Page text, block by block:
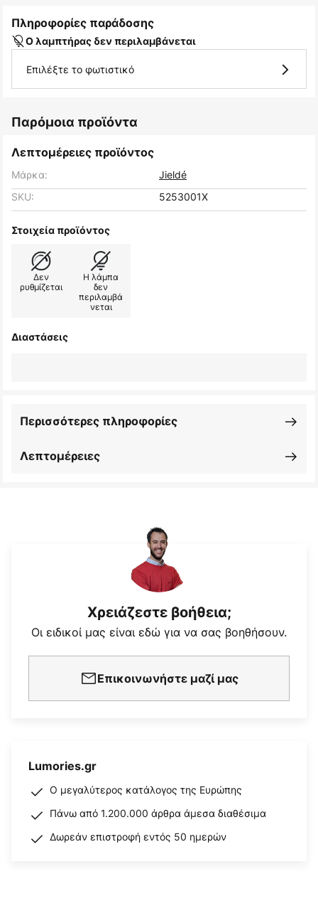
Πληροφορίες παράδοσης
Ο λαμπτήρας δεν περιλαμβάνεται
Επιλέξτε το φωτιστικό
Παρόμοια προϊόντα
Λεπτομέρειες προϊόντος
Μάρκα:
Jieldé
SKU:
5253001X
Στοιχεία προϊόντος
Δεν
ρυθμίζεται
Η λάμπα
δεν
περιλαμβά
νεται
Διαστάσεις
Λεπτομέρειες
Περισσότερες πληροφορίες
Χρειάζεστε βοήθεια;
Οι ειδικοί μας είναι εδώ για να σας βοηθήσουν.
Επικοινωνήστε μαζί μας
Lumories.gr
Ο μεγαλύτερος κατάλογος της Ευρώπης
Πάνω από 1.200.000 άρθρα άμεσα διαθέσιμα
Δωρεάν επιστροφή εντός 50 ημερών